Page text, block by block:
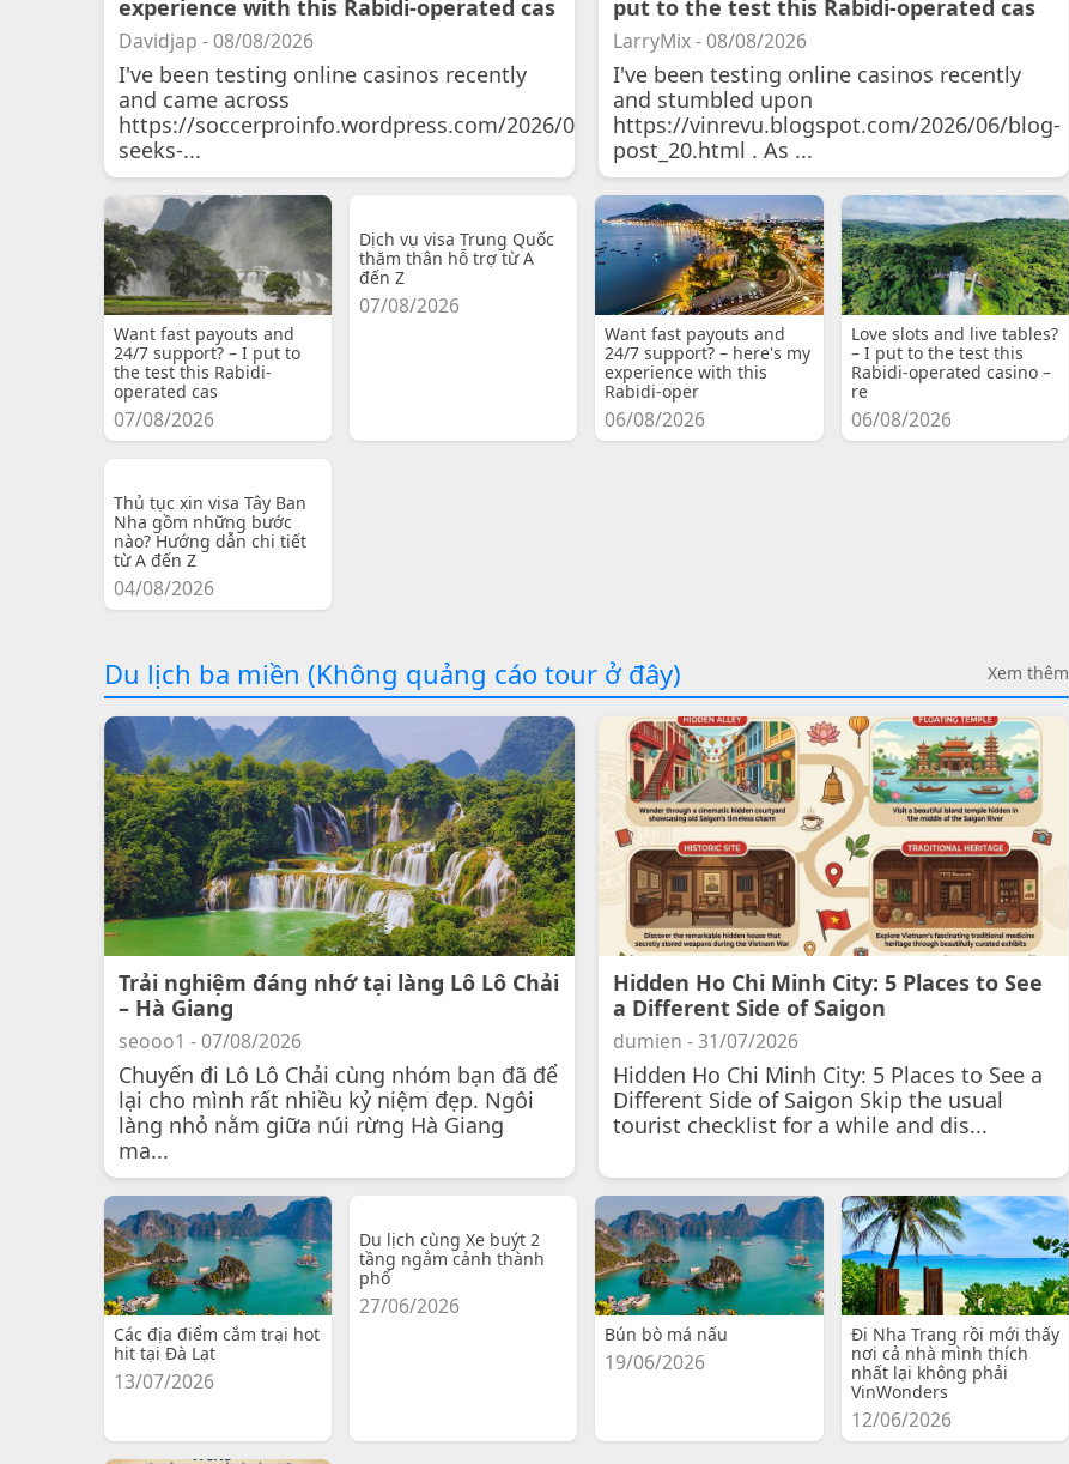
experience with this Rabidi-operated cas
Davidjap - 08/08/2026
I've been testing online casinos recently
and came across
https://soccerproinfo.wordpress.com/2026/07/11/courtois-
seeks-...
put to the test this Rabidi-operated cas
LarryMix - 08/08/2026
I've been testing online casinos recently
and stumbled upon
https://vinrevu.blogspot.com/2026/06/blog-
post_20.html . As ...
Want fast payouts and
24/7 support? – I put to
the test this Rabidi-
operated cas
07/08/2026
Dịch vụ visa Trung Quốc
thăm thân hỗ trợ từ A
đến Z
07/08/2026
Want fast payouts and
24/7 support? – here's my
experience with this
Rabidi-oper
06/08/2026
Love slots and live tables?
– I put to the test this
Rabidi-operated casino –
re
06/08/2026
Thủ tục xin visa Tây Ban
Nha gồm những bước
nào? Hướng dẫn chi tiết
từ A đến Z
04/08/2026
Du lịch ba miền (Không quảng cáo tour ở đây) Xem thêm
Trải nghiệm đáng nhớ tại làng Lô Lô Chải
– Hà Giang
seooo1 - 07/08/2026
Chuyến đi Lô Lô Chải cùng nhóm bạn đã để
lại cho mình rất nhiều kỷ niệm đẹp. Ngôi
làng nhỏ nằm giữa núi rừng Hà Giang
ma...
Hidden Ho Chi Minh City: 5 Places to See
a Different Side of Saigon
dumien - 31/07/2026
Hidden Ho Chi Minh City: 5 Places to See a
Different Side of Saigon Skip the usual
tourist checklist for a while and dis...
Các địa điểm cắm trại hot
hit tại Đà Lạt
13/07/2026
Du lịch cùng Xe buýt 2
tầng ngắm cảnh thành
phố
27/06/2026
Bún bò má nấu
19/06/2026
Đi Nha Trang rồi mới thấy
nơi cả nhà mình thích
nhất lại không phải
VinWonders
12/06/2026